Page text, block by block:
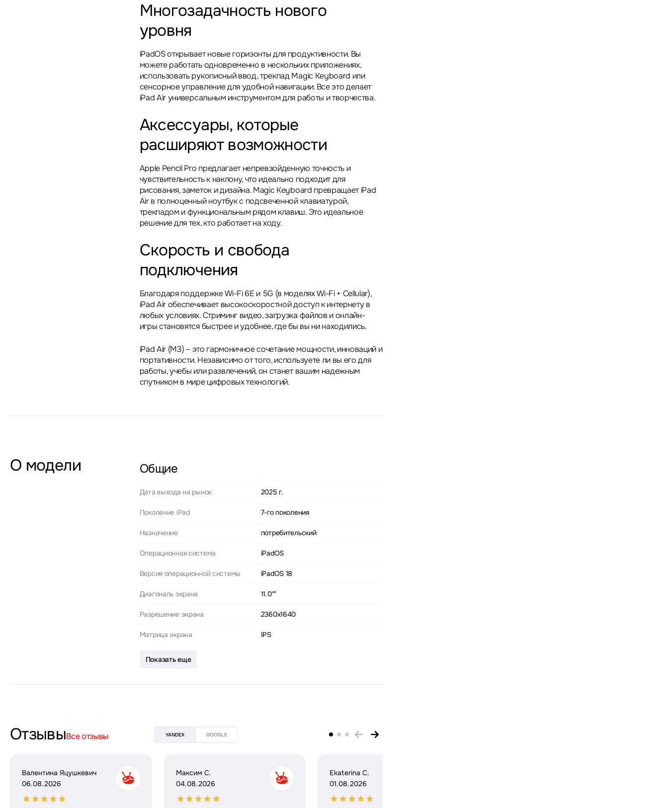
Многозадачность нового
уровня
iPadOS открывает новые горизонты для продуктивности. Вы
можете работать одновременно в нескольких приложениях,
использовать рукописный ввод, трекпад Magic Keyboard или
сенсорное управление для удобной навигации. Все это делает
iPad Air универсальным инструментом для работы и творчества.
Аксессуары, которые
расширяют возможности
Apple Pencil Pro предлагает непревзойденную точность и
чувствительность к наклону, что идеально подходит для
рисования, заметок и дизайна. Magic Keyboard превращает iPad
Air в полноценный ноутбук с подсвеченной клавиатурой,
трекпадом и функциональным рядом клавиш. Это идеальное
решение для тех, кто работает на ходу.
Скорость и свобода
подключения
Благодаря поддержке Wi-Fi 6E и 5G (в моделях Wi-Fi + Cellular),
iPad Air обеспечивает высокоскоростной доступ к интернету в
любых условиях. Стриминг видео, загрузка файлов и онлайн-
игры становятся быстрее и удобнее, где бы вы ни находились.
iPad Air (M3) – это гармоничное сочетание мощности, инноваций и
портативности. Независимо от того, используете ли вы его для
работы, учебы или развлечений, он станет вашим надежным
спутником в мире цифровых технологий.
О модели Общие
Дата выхода на рынок 2025 г.
Поколение iPad 7-го поколения
Назначение потребительский
Операционная система iPadOS
Версия операционной системы iPadOS 18
Диагональ экрана 11.0""
Разрешение экрана 2360x1640
Матрица экрана IPS
Показать еще
ОтзывыВсе отзывы YANDEX GOOGLE
Валентина Яцушкевич
06.08.2026
Максим С.
04.08.2026
Ekaterina C.
01.08.2026